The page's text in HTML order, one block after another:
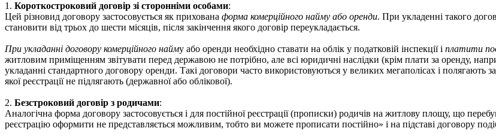
1. Короткостроковий договір зі сторонніми особами:
Цей різновид договору застосовується як прихована форма комерційного найму або оренди. При укладенні такого
становити від трьох до шести місяців, після закінчення якого договір переукладається.
При укладанні договору комерційного найму або оренди необхідно ставати на облік у податковій інспекції і платити
житловим приміщенням звітувати перед державою не потрібно, але всі юридичні наслідки (крім плати за оренду,
укладанні стандартного договору оренди. Такі договори часто використовуються у великих мегаполісах і полягають
якої реєстрації не підлягають (державної або облікової).
2. Безстроковий договір з родичами:
Аналогічна форма договору застосовується і для постійної реєстрації (прописки) родичів на житлову площу, що
реєстрацію оформити не представляється можливим, тобто ви можете прописати постійно» і на підставі договору